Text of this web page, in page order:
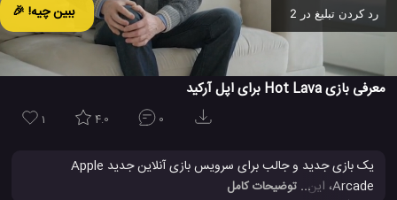
ببین چیه! 🎉 رد کردن تبلیغ در 2
معرفی بازی Hot Lava برای اپل آرکید
1 4.0 0
یک بازی جدید و جالب برای سرویس بازی آنلاین جدید Apple
... توضیحات کامل